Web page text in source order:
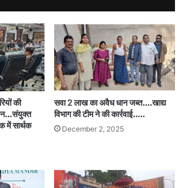
की
में सार्थक
सवा 2 लाख का अवैध धान जब्त….खाद्य
विभाग की टीम ने की कार्रवाई…..
December 2, 2025